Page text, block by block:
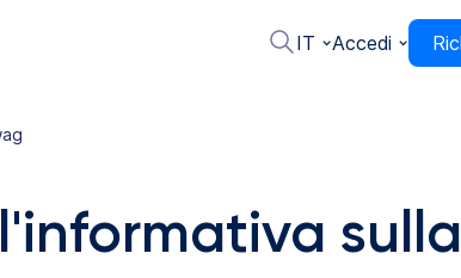
IT Accedi
sulla